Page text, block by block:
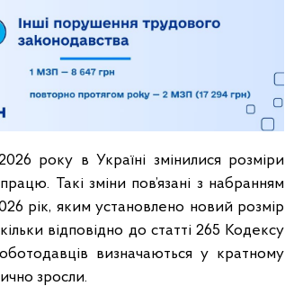
року в Україні змінилися розміри
Такі зміни пов’язані з набранням
рік, яким установлено новий розмір
відповідно до статті 265 Кодексу
визначаються у кратному
зросли.